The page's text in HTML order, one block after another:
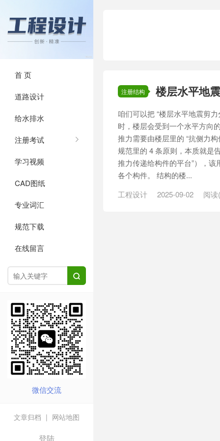
首 页
道路设计
给水排水
注册考试
学习视频
CAD图纸
专业词汇
规范下载
在线留言

微信交流
文章归档 | 网站地图
登陆
注册结构 楼层水平地
咱们可以把 “楼层水平地震剪
时，楼层会受到一个水平方向
推力需要由楼层里的 “抗侧力
规范里的 4 条原则，本质就是
推力传递给构件的平台”），该
各个构件。 结构的楼...
工程设计
2025-09-02 阅读